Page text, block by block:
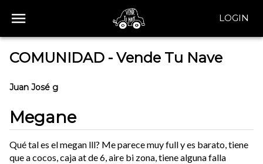
LOGIN
COMUNIDAD - Vende Tu Nave
Juan José g
Megane
Qué tal es el megan lll? Me parece muy full y es barato, tiene
que a cocos, caja at de 6, aire bi zona, tiene alguna falla